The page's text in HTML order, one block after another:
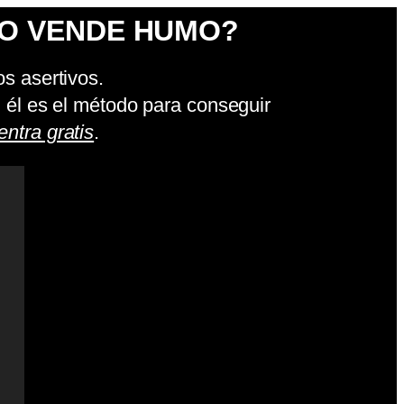
VENDE HUMO?
asertivos.
es el método para conseguir
gratis.